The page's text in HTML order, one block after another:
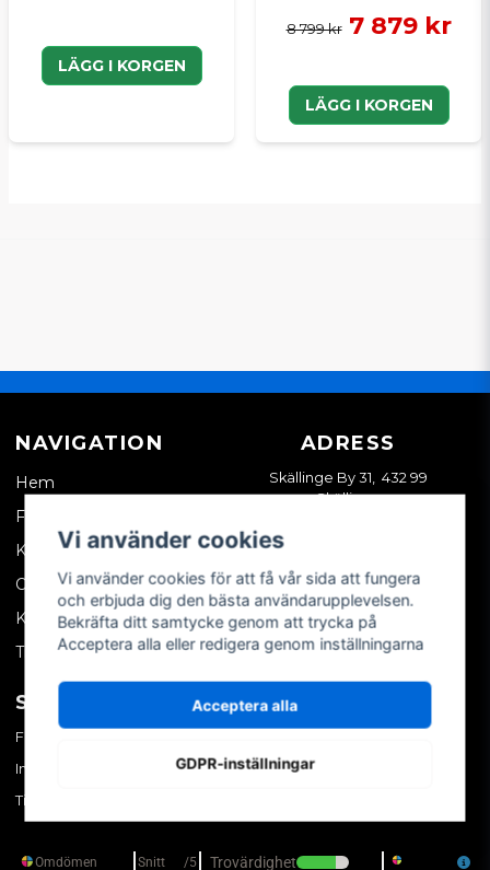
LÄGG I KORGEN
8 799 kr 7 879 kr
LÄGG I KORGEN
NAVIGATION
Hem
Företagskund
Kontakta oss
Om oss
Köpvillkor
Tips & trix
ADRESS
Skällinge By 31, 432 99
Skällinge
SOCIALA MEDIER
Facebook
Instagram
TikTok
MITT KONTO
Skapa konto
Vi använder cookies
Vi använder cookies för att få vår sida att fungera
och erbjuda dig den bästa användarupplevelsen.
Bekräfta ditt samtycke genom att trycka på
Acceptera alla eller redigera genom inställningarna
Acceptera alla
GDPR-inställningar